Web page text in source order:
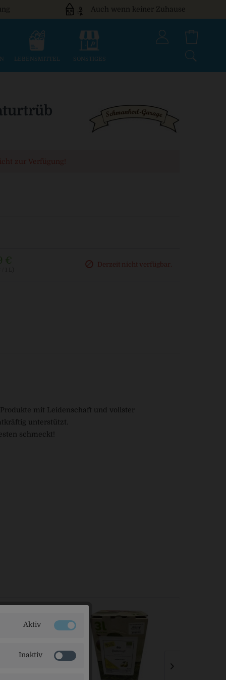
Auch wenn keiner Zuhause
LEBENSMITTEL SONSTIGES
zur Verfügung!
€ Derzeit nicht verfügbar.
mit Leidenschaft und vollster
unterstützt.
schmeckt!
Aktiv
Inaktiv